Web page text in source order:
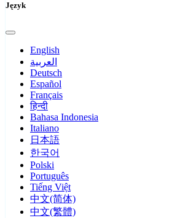
Język
English
العربية
Deutsch
Español
Français
हिन्दी
Bahasa Indonesia
Italiano
日本語
한국어
Polski
Português
Tiếng Việt
中文(简体)
中文(繁體)